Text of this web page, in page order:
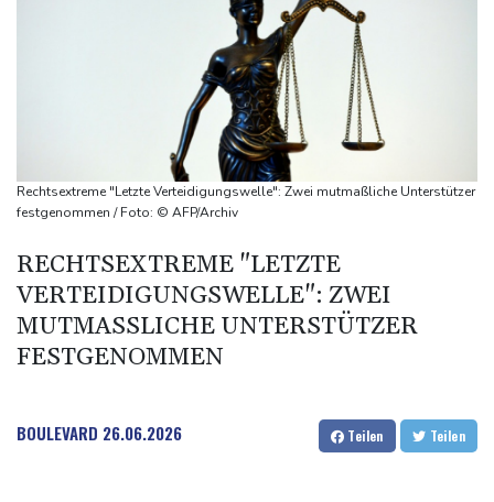
E-Scooter-Bestand steigt auf 1,66 Millionen - 1,36 Millionen in
Klingbeils Steuerpläne stoßen weiter auf Kritik
Grünen-Politiker Janosch Dahmen fordert nationalen
Erneut Waldbrand nahe Athen ausgebrochen - Dutzende
Feuerwehrleute im Einsatz
von Lang-Lkw
Frontalzusammenstoß in Mecklenburg-Vorpommern: Zwei Tote
und drei Schwerverletzte
2025 verunglückte alle 18 Minuten ein Kind im Straßenverkehr -
Rechtsextreme "Letzte Verteidigungswelle": Zwei mutmaßliche Unterstützer
festgenommen / Foto: © AFP/Archiv
RECHTSEXTREME "LETZTE
VERTEIDIGUNGSWELLE": ZWEI
MUTMASSLICHE UNTERSTÜTZER F
ESTGENOMMEN
BOULEVARD 26.06.2026 Teilen Teilen